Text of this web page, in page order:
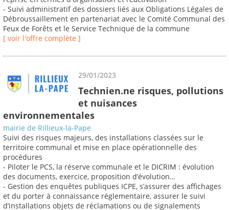
- Suivi administratif des dossiers liés aux Obligations Légales de
Débroussaillement en partenariat avec le Comité Communal des
Feux de Forêts et le Service Technique de la commune
[ voir l'offre complète ]
29/01/2023
Technien.ne risques, pollutions
et nuisances
environnementales
mairie de Rillieux-la-Pape
Suivi des risques majeurs, des installations classées sur le
territoire communal et mise en place opérationnelle des
procédures
- Piloter le PCS, la réserve communale et le DICRIM : évolution
des documents, exercice, proposition d’évolution…
- Gestion des enquêtes publiques ICPE, s’assurer des affichages
et du porter à connaissance réglementaire, assurer le suivi
d’installations objets de réclamations ou de signalements